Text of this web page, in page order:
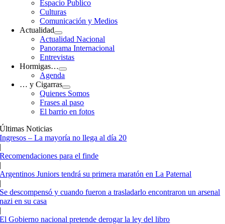
Espacio Publico
Culturas
Comunicación y Medios
Actualidad
Actualidad Nacional
Panorama Internacional
Entrevistas
Hormigas…
Agenda
… y Cigarras
Quienes Somos
Frases al paso
El barrio en fotos
Últimas Noticias
Ingresos – La mayoría no llega al día 20
|
Recomendaciones para el finde
|
Argentinos Juniors tendrá su primera maratón en La Paternal
|
Se descompensó y cuando fueron a trasladarlo encontraron un arsenal
nazi en su casa
|
El Gobierno nacional pretende derogar la ley del libro